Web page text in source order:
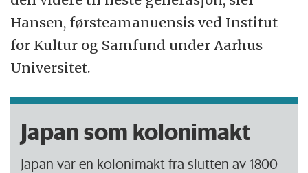
Hansen, førsteamanuensis ved Institut
for Kultur og Samfund under Aarhus
Universitet.
Japan som kolonimakt
Japan var en kolonimakt fra slutten av 1800-